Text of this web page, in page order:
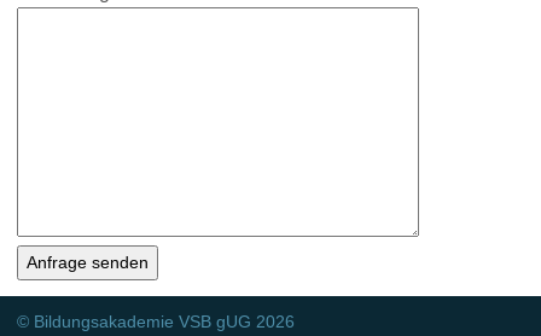
© Bildungsakademie VSB gUG 2026